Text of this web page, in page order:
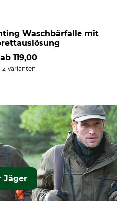
Waschbärfalle mit
ab119,00
2 Varianten
Jäger